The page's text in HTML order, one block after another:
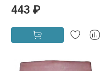
443 ₽